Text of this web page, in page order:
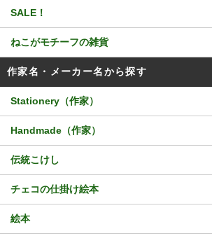
SALE！
ねこがモチーフの雑貨
作家名・メーカー名から探す
Stationery（作家）
Handmade（作家）
伝統こけし
チェコの仕掛け絵本
絵本